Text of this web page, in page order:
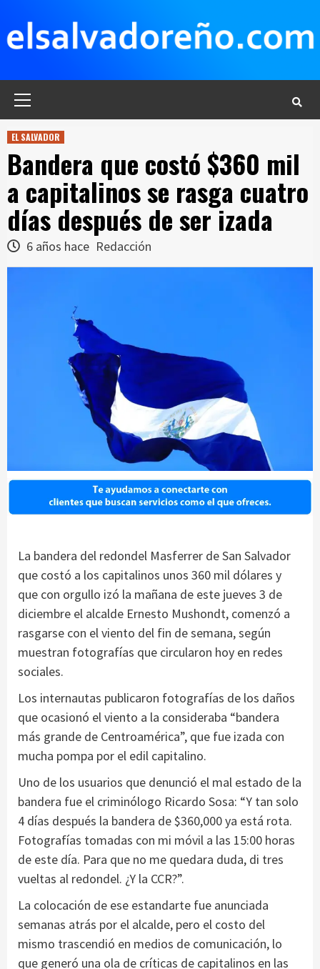
contenido
EL SALVADOR
Bandera que costó $360 mil
a capitalinos se rasga cuatro
días después de ser izada
6 años hace Redacción
La bandera del redondel Masferrer de San Salvador
que costó a los capitalinos unos 360 mil dólares y
que con orgullo izó la mañana de este jueves 3 de
diciembre el alcalde Ernesto Mushondt, comenzó a
rasgarse con el viento del fin de semana, según
muestran fotografías que circularon hoy en redes
sociales.
Los internautas publicaron fotografías de los daños
que ocasionó el viento a la consideraba “bandera
más grande de Centroamérica”, que fue izada con
mucha pompa por el edil capitalino.
Uno de los usuarios que denunció el mal estado de la
bandera fue el criminólogo Ricardo Sosa: “Y tan solo
4 días después la bandera de $360,000 ya está rota.
Fotografías tomadas con mi móvil a las 15:00 horas
de este día. Para que no me quedara duda, di tres
vueltas al redondel. ¿Y la CCR?”.
La colocación de ese estandarte fue anunciada
semanas atrás por el alcalde, pero el costo del
mismo trascendió en medios de comunicación, lo
que generó una ola de críticas de capitalinos en las